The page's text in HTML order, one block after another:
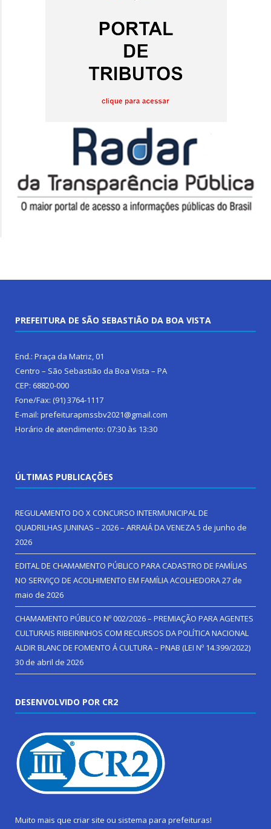
PREFEITURA DE SÃO SEBASTIÃO DA BOA VISTA
End.: Praça da Matriz, 01
Centro – São Sebastião da Boa Vista – PA
CEP: 68820-000
Fone/Fax: (91) 3764-1117
E-mail: prefeiturapmssbv2021@gmail.com
Horário de atendimento: 07:30 às 13:30
ÚLTIMAS PUBLICAÇÕES
REGULAMENTO DO X CONCURSO INTERMUNICIPAL DE
QUADRILHAS JUNINAS – 2026 – ARRAIÁ DA VENEZA5 de junho de
2026
EDITAL DE CHAMAMENTO PÚBLICO PARA CADASTRO DE FAMÍLIAS
NO SERVIÇO DE ACOLHIMENTO EM FAMÍLIA ACOLHEDORA27 de
maio de 2026
CHAMAMENTO PÚBLICO Nº 002/2026 – PREMIAÇÃO PARA AGENTES
CULTURAIS RIBEIRINHOS COM RECURSOS DA POLÍTICA NACIONAL
ALDIR BLANC DE FOMENTO Á CULTURA – PNAB (LEI Nº 14.399/2022)
30 de abril de 2026
DESENVOLVIDO POR CR2
Muito mais que criar site ou sistema para prefeituras!